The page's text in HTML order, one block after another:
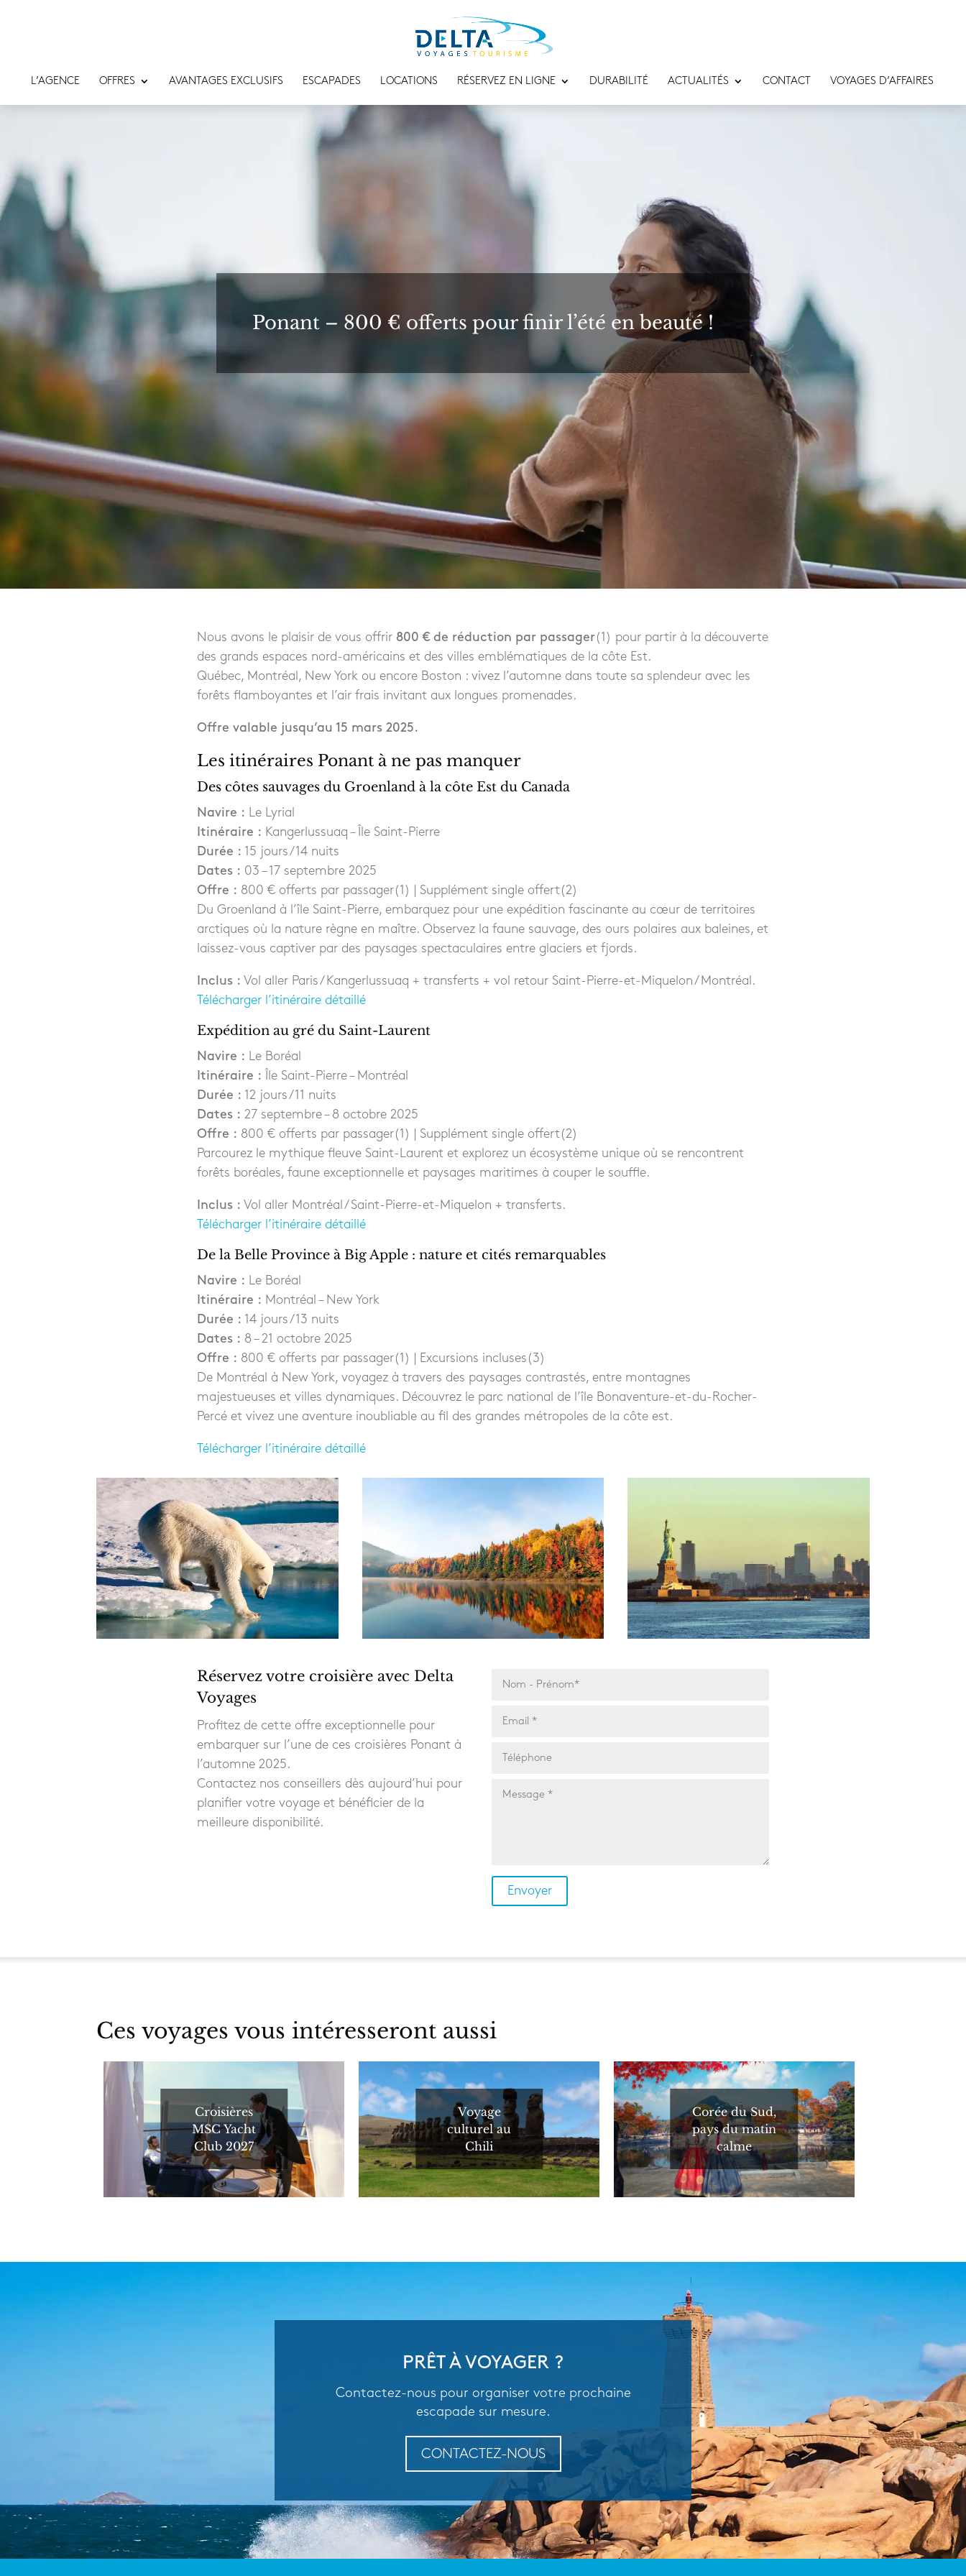
L’AGENCE OFFRES AVANTAGES EXCLUSIFS ESCAPADES LOCATIONS RÉSERVEZ EN LIGNE DURABILITÉ ACTUALITÉS CONTACT VOYAGES D’AFFAIRES
Ponant – 800 € offerts pour finir l’été en beauté !
Nous avons le plaisir de vous offrir 800 € de réduction par passager(1) pour partir à la découverte
des grands espaces nord-américains et des villes emblématiques de la côte Est.
Québec, Montréal, New York ou encore Boston : vivez l’automne dans toute sa splendeur avec les
forêts flamboyantes et l’air frais invitant aux longues promenades.
Offre valable jusqu’au 15 mars 2025.
Les itinéraires Ponant à ne pas manquer
Des côtes sauvages du Groenland à la côte Est du Canada
Navire : Le Lyrial
Itinéraire : Kangerlussuaq – Île Saint-Pierre
Durée : 15 jours / 14 nuits
Dates : 03 – 17 septembre 2025
Offre : 800 € offerts par passager(1) | Supplément single offert(2)
Du Groenland à l’île Saint-Pierre, embarquez pour une expédition fascinante au cœur de territoires
arctiques où la nature règne en maître. Observez la faune sauvage, des ours polaires aux baleines, et
laissez-vous captiver par des paysages spectaculaires entre glaciers et fjords.
Inclus : Vol aller Paris / Kangerlussuaq + transferts + vol retour Saint-Pierre-et-Miquelon / Montréal.
Télécharger l’itinéraire détaillé
Expédition au gré du Saint-Laurent
Navire : Le Boréal
Itinéraire : Île Saint-Pierre – Montréal
Durée : 12 jours / 11 nuits
Dates : 27 septembre – 8 octobre 2025
Offre : 800 € offerts par passager(1) | Supplément single offert(2)
Parcourez le mythique fleuve Saint-Laurent et explorez un écosystème unique où se rencontrent
forêts boréales, faune exceptionnelle et paysages maritimes à couper le souffle.
Inclus : Vol aller Montréal / Saint-Pierre-et-Miquelon + transferts.
Télécharger l’itinéraire détaillé
De la Belle Province à Big Apple : nature et cités remarquables
Navire : Le Boréal
Itinéraire : Montréal – New York
Durée : 14 jours / 13 nuits
Dates : 8 – 21 octobre 2025
Offre : 800 € offerts par passager(1) | Excursions incluses(3)
De Montréal à New York, voyagez à travers des paysages contrastés, entre montagnes
majestueuses et villes dynamiques. Découvrez le parc national de l’île Bonaventure-et-du-Rocher-
Percé et vivez une aventure inoubliable au fil des grandes métropoles de la côte est.
Télécharger l’itinéraire détaillé
Réservez votre croisière avec Delta
Voyages
Profitez de cette offre exceptionnelle pour
embarquer sur l’une de ces croisières Ponant à
l’automne 2025.
Contactez nos conseillers dès aujourd’hui pour
planifier votre voyage et bénéficier de la
meilleure disponibilité.
Ces voyages vous intéresseront aussi
Croisières
MSC Yacht
Club 2027
Voyage
culturel au
Chili
Corée du Sud,
pays du matin
calme
PRÊT À VOYAGER ?
Contactez-nous pour organiser votre prochaine
escapade sur mesure.
CONTACTEZ-NOUS